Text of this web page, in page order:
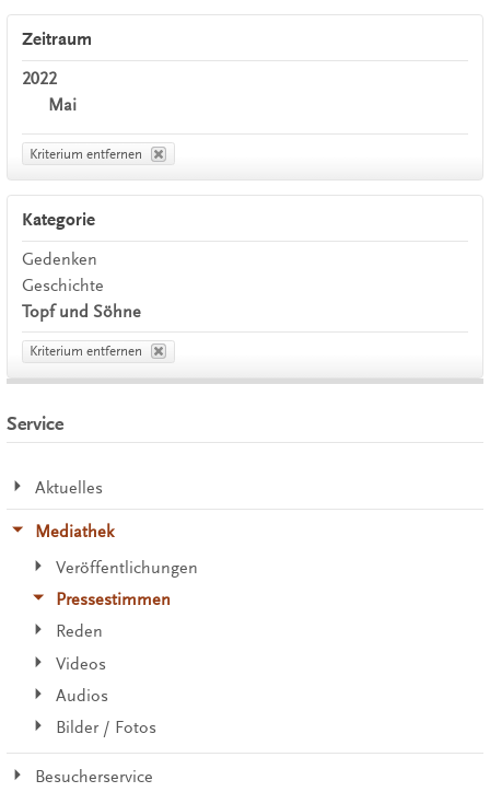
Zeitraum
2022
Mai
Kriterium entfernen
Kategorie
Gedenken
Geschichte
Topf und Söhne
Kriterium entfernen
Service
Aktuelles
Mediathek
Veröffentlichungen
Pressestimmen
Reden
Videos
Audios
Bilder / Fotos
Besucherservice